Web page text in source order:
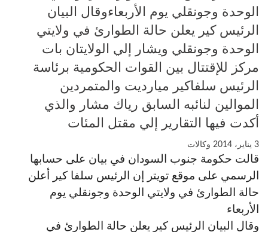
الوحدة وجونقلي يوم الأربعاءوقال البيان
الرئيس كير يعلن حالة الطوارئ في ولايتي
الوحدة وجونقلي ويشار إلي الولايتان بات
مركز للإقتتال بين القوات الحكومية برئاسة
الرئيس سلفاكير ميارديت والمتمردين
الموالين لنائبه السابق رياك مشار والذي
أكدت فيها التقارير إلي مقتل المئات
3 يناير، 2014 وكالات
قالت حكومة جنوب السودان في بيان على حسابها
الرسمي على موقع تويتر إن الرئيس سلفا كير أعلن
حالة الطوارئ في ولايتي الوحدة وجونقلي يوم
الأربعاء
وقال البيان الرئيس كير يعلن حالة الطوارئ في